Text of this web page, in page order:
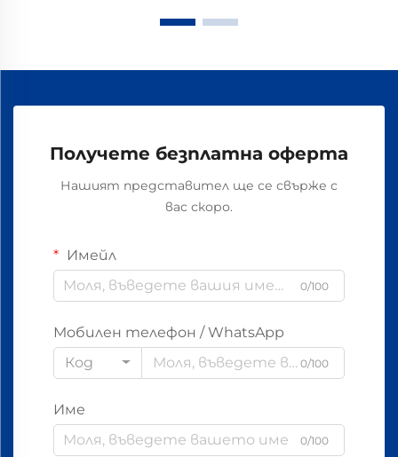
Получете безплатна оферта
Нашият представител ще се свърже с
вас скоро.
Имейл
0/100
Мобилен телефон / WhatsApp
Код
0/100
Име
0/100